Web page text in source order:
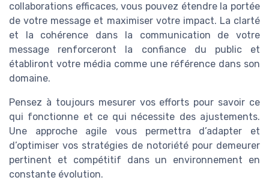
collaborations efficaces, vous pouvez étendre la portée
de votre message et maximiser votre impact. La clarté
et la cohérence dans la communication de votre
message renforceront la confiance du public et
établiront votre média comme une référence dans son
domaine.
Pensez à toujours mesurer vos efforts pour savoir ce
qui fonctionne et ce qui nécessite des ajustements.
Une approche agile vous permettra d’adapter et
d’optimiser vos stratégies de notoriété pour demeurer
pertinent et compétitif dans un environnement en
constante évolution.